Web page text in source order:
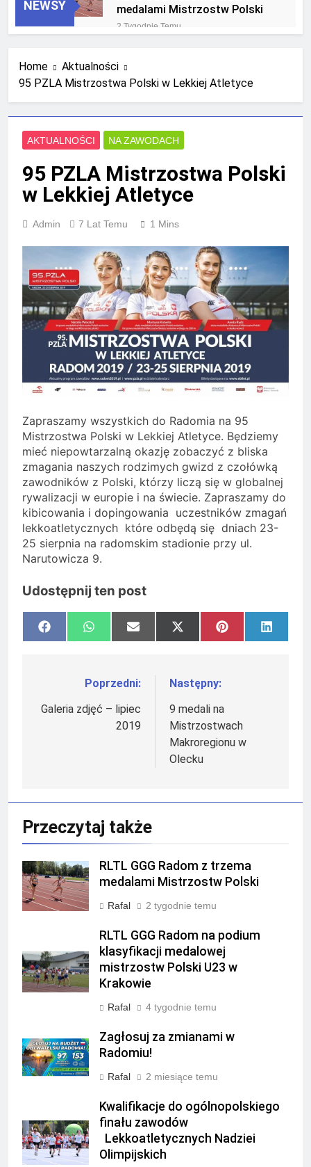
NEWSY
medalami Mistrzostw Polski
2 Tygodnie Temu
mistrzostw Polski U23 w
Krakowie
4 Tygodnie Temu
Home
Aktualności
95 PZLA Mistrzostwa Polski w Lekkiej Atletyce
AKTUALNOŚCI NA ZAWODACH
95 PZLA Mistrzostwa Polski
w Lekkiej Atletyce
Admin 7 Lat Temu 1 Mins
Zapraszamy wszystkich do Radomia na 95
Mistrzostwa Polski w Lekkiej Atletyce. Będziemy
mieć niepowtarzalną okazję zobaczyć z bliska
zmagania naszych rodzimych gwizd z czołówką
zawodników z Polski, którzy liczą się w globalnej
rywalizacji w europie i na świecie. Zapraszamy do
kibicowania i dopingowania uczestników zmagań
lekkoatletycznych które odbędą się dniach 23-
25 sierpnia na radomskim stadionie przy ul.
Narutowicza 9.
Udostępnij ten post
Share
on
FacebookShare
on
WhatsAppShare
on
Email
Share
on
X
(Twitter)
Share
on
PinterestShare
on
Nawigacja
wpisu
Poprzedni:
Galeria zdjęć – lipiec
2019
Następny:
9 medali na
Mistrzostwach
Makroregionu w
Olecku
Przeczytaj także
RLTL GGG Radom z trzema
medalami Mistrzostw Polski
Rafal 2 tygodnie temu
RLTL GGG Radom na podium
klasyfikacji medalowej
mistrzostw Polski U23 w
Krakowie
Rafal 4 tygodnie temu
Zagłosuj za zmianami w
Radomiu!
Rafal 2 miesiące temu
Kwalifikacje do ogólnopolskiego
finału zawodów
Lekkoatletycznych Nadziei
Olimpijskich